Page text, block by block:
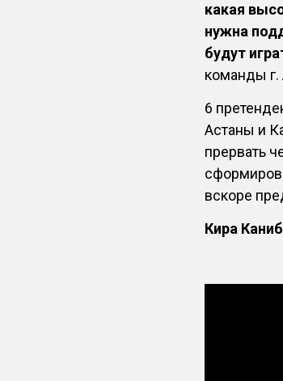
какая
нужна
будут
команды г.
6
Астаны и
прервать
вскоре
Кира